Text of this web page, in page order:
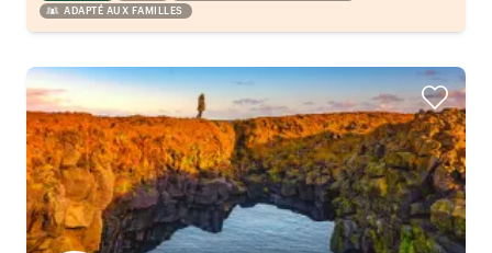
ADAPTÉ AUX FAMILLES